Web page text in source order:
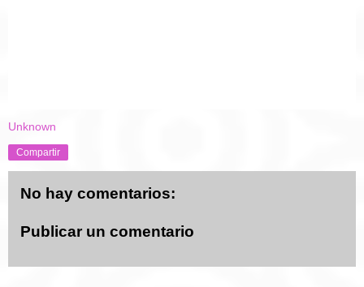
Unknown
Compartir
No hay comentarios:
Publicar un comentario